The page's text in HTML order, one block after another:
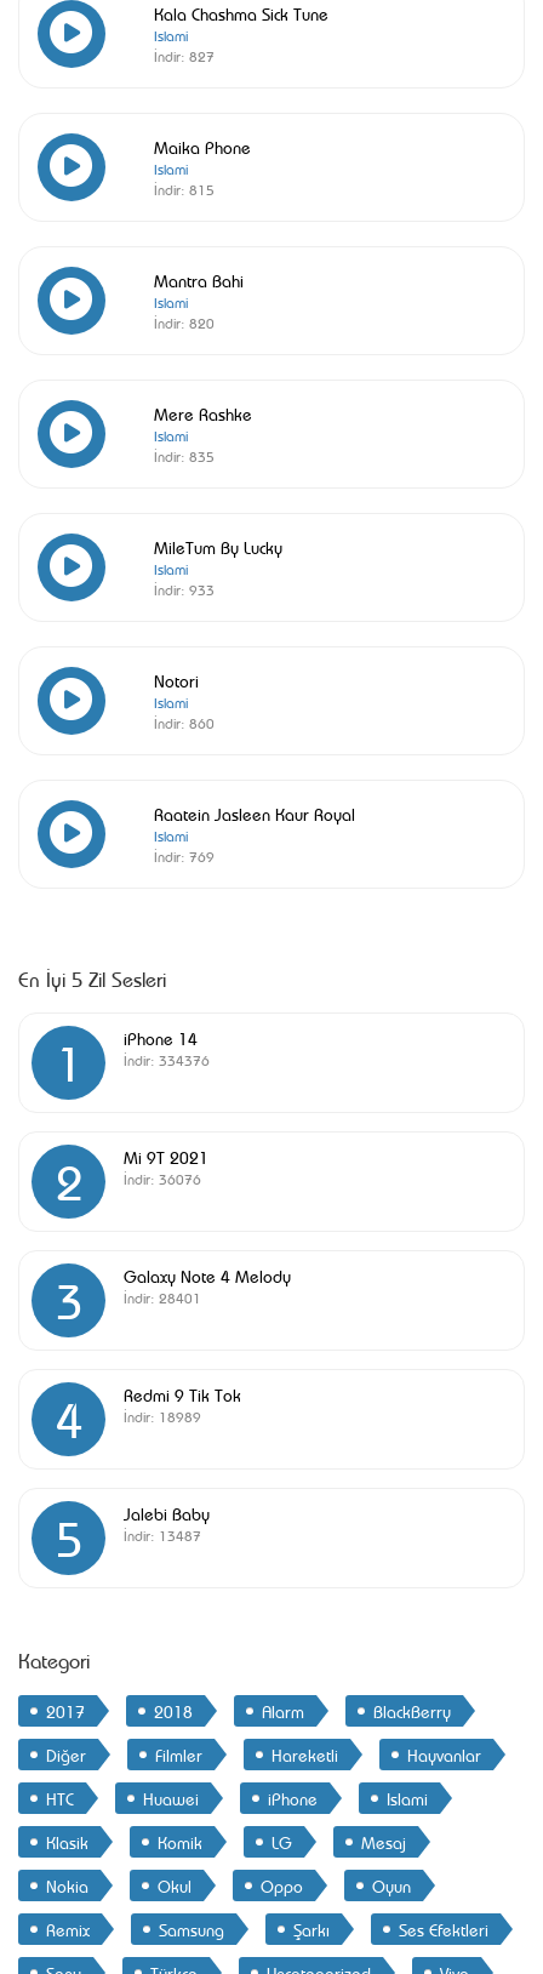
Kala Chashma Sick Tune
Islami
İndir: 827
Maika Phone
Islami
İndir: 815
Mantra Bahi
Islami
İndir: 820
Mere Rashke
Islami
İndir: 835
MileTum By Lucky
Islami
İndir: 933
Notori
Islami
İndir: 860
Raatein Jasleen Kaur Royal
Islami
İndir: 769
En İyi 5 Zil Sesleri
1 iPhone 14
İndir: 334376
2 Mi 9T 2021
İndir: 36076
3 Galaxy Note 4 Melody
İndir: 28401
4 Redmi 9 Tik Tok
İndir: 18989
5 Jalebi Baby
İndir: 13487
Kategori
2017 2018 Alarm
BlackBerry
Diğer
Filmler Hareketli
Hayvanlar
HTC
Huawei iPhone
Islami
Klasik
Komik LG
Mesaj
Nokia
Okul Oppo
Oyun
Remix
Samsung Şarkı
Ses Efektleri